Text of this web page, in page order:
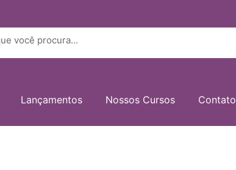
Lançamentos Nossos Cursos Contato
e-